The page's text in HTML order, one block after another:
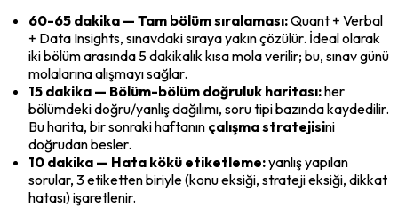
60-65 dakika — Tam bölüm sıralaması: Quant + Verbal
+ Data Insights, sınavdaki sıraya yakın çözülür. İdeal olarak
iki bölüm arasında 5 dakikalık kısa mola verilir; bu, sınav günü
molalarına alışmayı sağlar.
15 dakika — Bölüm-bölüm doğruluk haritası: her
bölümdeki doğru/yanlış dağılımı, soru tipi bazında kaydedilir.
Bu harita, bir sonraki haftanın çalışma stratejisini
doğrudan besler.
10 dakika — Hata kökü etiketleme: yanlış yapılan
sorular, 3 etiketten biriyle (konu eksiği, strateji eksiği, dikkat
hatası) işaretlenir.